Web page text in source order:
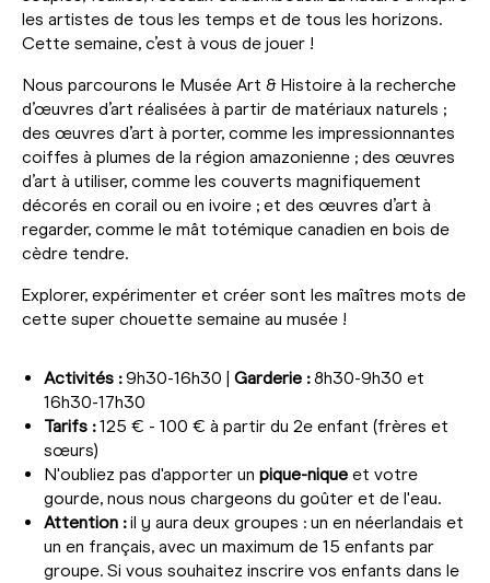
les artistes de tous les temps et de tous les horizons.
Cette semaine, c’est à vous de jouer !
Nous parcourons le Musée Art & Histoire à la recherche
d’œuvres d’art réalisées à partir de matériaux naturels ;
des œuvres d’art à porter, comme les impressionnantes
coiffes à plumes de la région amazonienne ; des œuvres
d’art à utiliser, comme les couverts magnifiquement
décorés en corail ou en ivoire ; et des œuvres d’art à
regarder, comme le mât totémique canadien en bois de
cèdre tendre.
Explorer, expérimenter et créer sont les maîtres mots de
cette super chouette semaine au musée !
Activités :9h30-16h30 | Garderie :8h30-9h30 et
16h30-17h30
Tarifs :125 € - 100 € à partir du 2e enfant (frères et
sœurs)
N'oubliez pas d'apporter un pique-nique et votre
gourde, nous nous chargeons du goûter et de l'eau.
Attention :il y aura deux groupes : un en néerlandais et
un en français, avec un maximum de 15 enfants par
groupe. Si vous souhaitez inscrire vos enfants dans le